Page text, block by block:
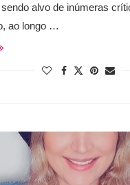
alvo de inúmeras
ao longo …